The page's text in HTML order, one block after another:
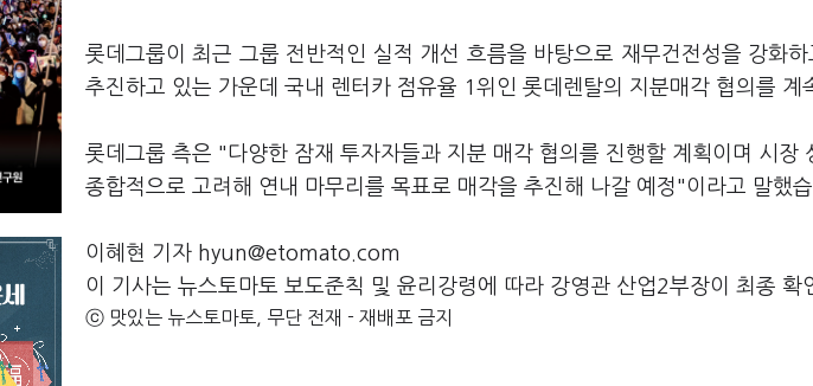
롯데그룹이 최근 그룹 전반적인 실적 개선 흐름을 바탕으로 재무건전성을 강화
추진하고 있는 가운데 국내 렌터카 점유율 1위인 롯데렌탈의 지분매각 협의를 계
롯데그룹 측은 "다양한 잠재 투자자들과 지분 매각 협의를 진행할 계획이며 시장
종합적으로 고려해 연내 마무리를 목표로 매각을 추진해 나갈 예정"이라고 말했습
이혜현 기자 hyun@etomato.com
이 기사는 뉴스토마토 보도준칙 및 윤리강령에 따라 강영관 산업2부장이 최종 확
ⓒ 맛있는 뉴스토마토, 무단 전재 - 재배포 금지